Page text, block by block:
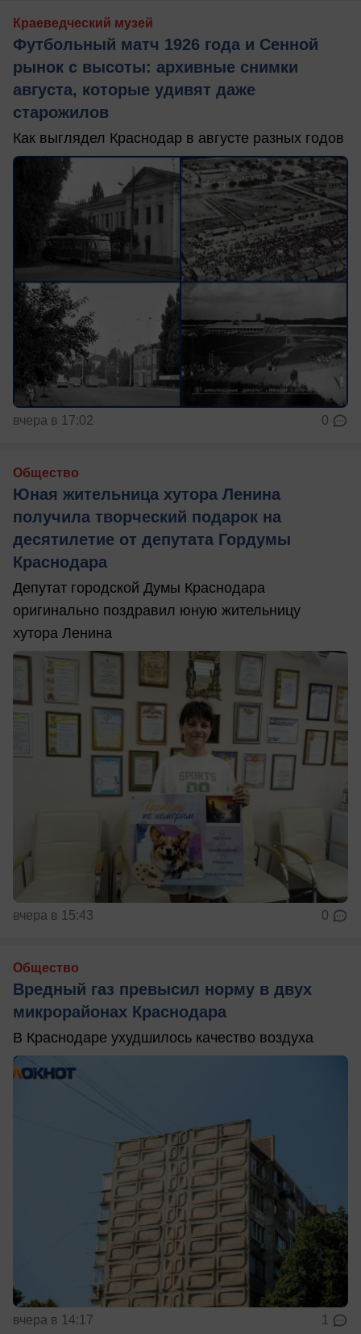
Краеведческий музей
Футбольный матч 1926 года и Сенной
рынок с высоты: архивные снимки
августа, которые удивят даже
старожилов
Как выглядел Краснодар в августе разных годов
вчера в 17:02 0
Общество
Юная жительница хутора Ленина
получила творческий подарок на
десятилетие от депутата Гордумы
Краснодара
Депутат городской Думы Краснодара
оригинально поздравил юную жительницу
хутора Ленина
вчера в 15:43 0
Общество
Вредный газ превысил норму в двух
микрорайонах Краснодара
В Краснодаре ухудшилось качество воздуха
вчера в 14:17 1